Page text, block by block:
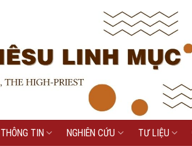
THÔNG TIN NGHIÊN CỨU TƯ LIỆU